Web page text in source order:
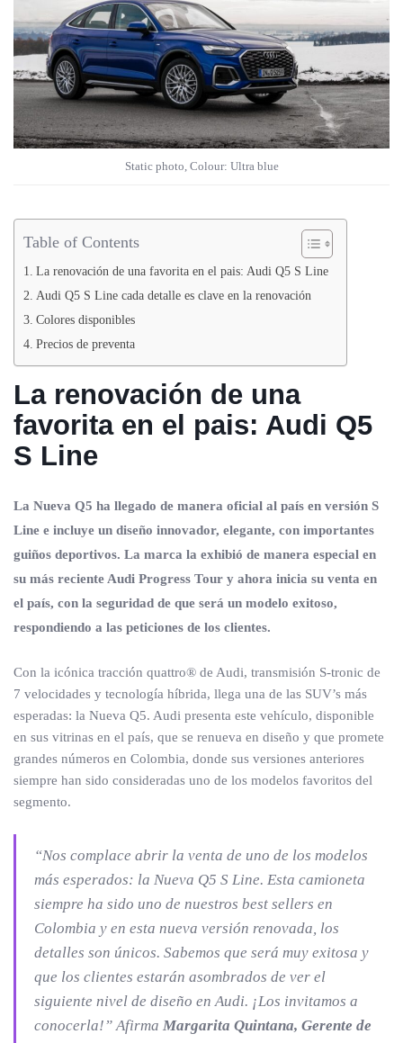
Static photo, Colour: Ultra blue
Table of Contents
La renovación de una favorita en el pais: Audi Q5 S Line
Audi Q5 S Line cada detalle es clave en la renovación
Colores disponibles
Precios de preventa
La renovación de una
favorita en el pais: Audi Q5
S Line
La Nueva Q5 ha llegado de manera oficial al país en versión S
Line e incluye un diseño innovador, elegante, con importantes
guiños deportivos. La marca la exhibió de manera especial en
su más reciente Audi Progress Tour y ahora inicia su venta en
el país, con la seguridad de que será un modelo exitoso,
respondiendo a las peticiones de los clientes.
Con la icónica tracción quattro® de Audi, transmisión S-tronic de
7 velocidades y tecnología híbrida, llega una de las SUV’s más
esperadas: la Nueva Q5. Audi presenta este vehículo, disponible
en sus vitrinas en el país, que se renueva en diseño y que promete
grandes números en Colombia, donde sus versiones anteriores
siempre han sido consideradas uno de los modelos favoritos del
segmento.
“Nos complace abrir la venta de uno de los modelos
más esperados: la Nueva Q5 S Line. Esta camioneta
siempre ha sido uno de nuestros best sellers en
Colombia y en esta nueva versión renovada, los
detalles son únicos. Sabemos que será muy exitosa y
que los clientes estarán asombrados de ver el
siguiente nivel de diseño en Audi. ¡Los invitamos a
conocerla!”Afirma Margarita Quintana, Gerente de